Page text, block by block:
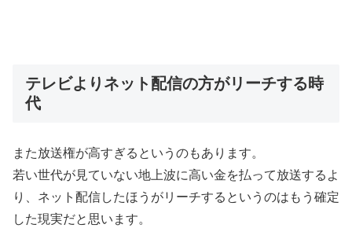
テレビよりネット配信の方がリーチする時
代
また放送権が高すぎるというのもあります。
若い世代が見ていない地上波に高い金を払って放送するよ
り、ネット配信したほうがリーチするというのはもう確定
した現実だと思います。